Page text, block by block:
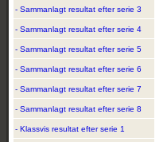
- Sammanlagt resultat efter serie 3
- Sammanlagt resultat efter serie 4
- Sammanlagt resultat efter serie 5
- Sammanlagt resultat efter serie 6
- Sammanlagt resultat efter serie 7
- Sammanlagt resultat efter serie 8
- Klassvis resultat efter serie 1